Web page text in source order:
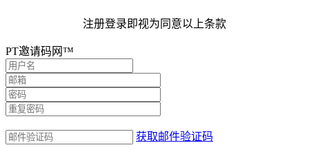
注册登录即视为同意以上条款
PT邀请码网™
获取邮件验证码